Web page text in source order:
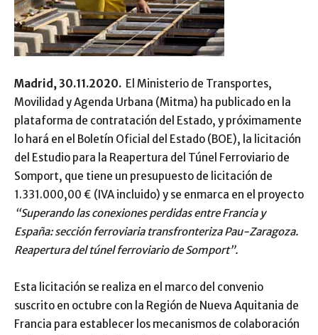
Madrid, 30.11.2020. El Ministerio de Transportes,
Movilidad y Agenda Urbana (Mitma) ha publicado en la
plataforma de contratación del Estado, y próximamente
lo hará en el Boletín Oficial del Estado (BOE), la licitación
del Estudio para la Reapertura del Túnel Ferroviario de
Somport, que tiene un presupuesto de licitación de
1.331.000,00 € (IVA incluido) y se enmarca en el proyecto
“Superando las conexiones perdidas entre Francia y
España: sección ferroviaria transfronteriza Pau-Zaragoza.
Reapertura del túnel ferroviario de Somport”.
Esta licitación se realiza en el marco del convenio
suscrito en octubre con la Región de Nueva Aquitania de
Francia para establecer los mecanismos de colaboración